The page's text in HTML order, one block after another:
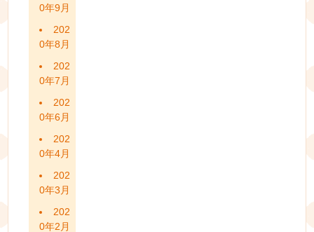
0年9月
202
0年8月
202
0年7月
202
0年6月
202
0年4月
202
0年3月
202
0年2月